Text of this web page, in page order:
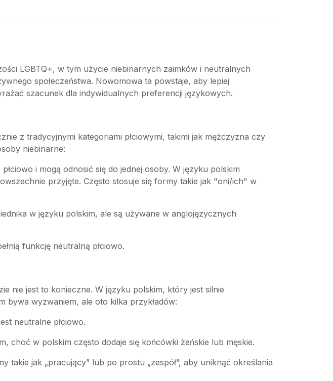
LGBTQ+, w tym użycie niebinarnych zaimków i neutralnych
społeczeństwa. Nowomowa ta powstaje, aby lepiej
szacunek dla indywidualnych preferencji językowych.
z tradycyjnymi kategoriami płciowymi, takimi jak mężczyzna czy
niebinarne:
i mogą odnosić się do jednej osoby. W języku polskim
przyjęte. Często stosuje się formy takie jak "oni/ich" w
w języku polskim, ale są używane w anglojęzycznych
funkcję neutralną płciowo.
nie jest to konieczne. W języku polskim, który jest silnie
wyzwaniem, ale oto kilka przykładów:
neutralne płciowo.
choć w polskim często dodaje się końcówki żeńskie lub męskie.
takie jak „pracujący” lub po prostu „zespół”, aby uniknąć określania